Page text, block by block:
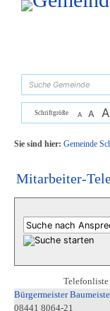
Zum Inhalt, zur Navigation
Schriftgröße A A A
Sie sind hier: Gemeinde
Mitarbeiter-
Bürgermeister
08441 8064-21